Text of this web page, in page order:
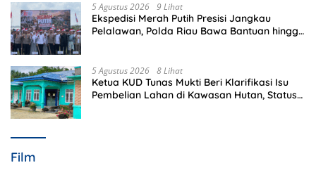
5 Agustus 2026 9 Lihat
Ekspedisi Merah Putih Presisi Jangkau
Pelalawan, Polda Riau Bawa Bantuan hingga
5 Agustus 2026 8 Lihat
Ketua KUD Tunas Mukti Beri Klarifikasi Isu
Pembelian Lahan di Kawasan Hutan, Status
Film